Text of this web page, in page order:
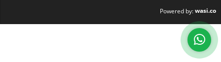
Powered by:wasi.co